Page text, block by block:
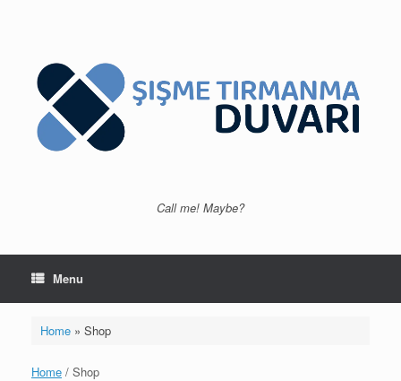
Call me! Maybe?
Menu
Home» Shop
Home / Shop